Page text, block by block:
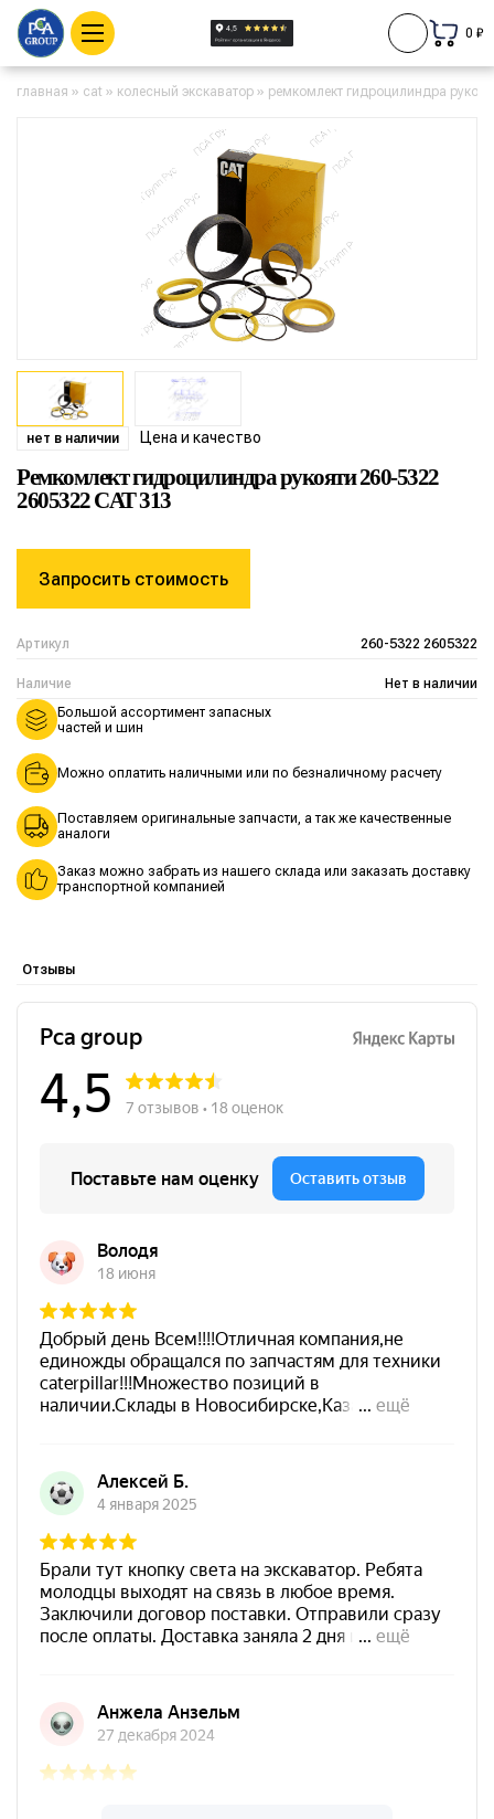
0 ₽
главная » cat » колесный экскаватор » ремкомлект гидроцилиндра
нет в наличии Цена и качество
Ремкомлект гидроцилиндра рукояти 260-5322
2605322 CAT 313
Артикул 260-5322 2605322
Наличие Нет в наличии
Запросить стоимость
Большой ассортимент запасных
частей и шин
Можно оплатить наличными или по безналичному расчету
Поставляем оригинальные запчасти, а так же качественные
аналоги
Заказ можно забрать из нашего склада или заказать доставку
транспортной компанией
Отзывы